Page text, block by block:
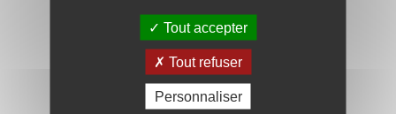
Tout accepter
Tout refuser
Personnaliser